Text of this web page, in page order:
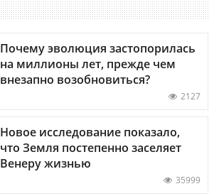
Почему эволюция застопорилась
на миллионы лет, прежде чем
внезапно возобновиться?
2127
Новое исследование показало,
что Земля постепенно заселяет
Венеру жизнью
35999